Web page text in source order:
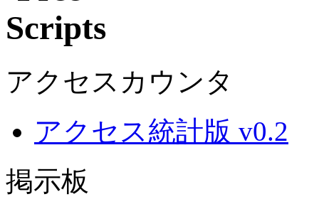
アクセスカウンタ
アクセス統計版 v0.2
掲示板